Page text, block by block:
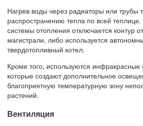
Нагрев воды через радиаторы или трубы
распространению тепла по всей
системы отопления отключается контур
магистрали, либо используется
твердотопливный котел.
Кроме того, используются инфракрасные
которые создают дополнительное
благоприятную температурную зону
растений.
Вентиляция